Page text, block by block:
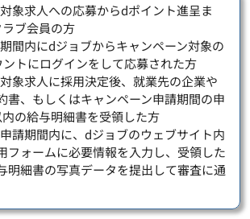
象求人への応募からdポイント進呈ま
ブ会員の方
間内にdジョブからキャンペーン対象の
トにログインをして応募された方
象求人に採用決定後、就業先の企業や
書、もしくはキャンペーン申請期間の申
の給与明細書を受領した方
請期間内に、dジョブのウェブサイト内
フォームに必要情報を入力し、受領した
明細書の写真データを提出して審査に通